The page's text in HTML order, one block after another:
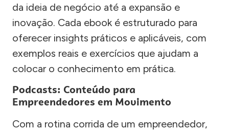
da ideia de negócio até a expansão e
inovação. Cada ebook é estruturado para
oferecer insights práticos e aplicáveis, com
exemplos reais e exercícios que ajudam a
colocar o conhecimento em prática.
Podcasts: Conteúdo para
Empreendedores em Movimento
Com a rotina corrida de um empreendedor,